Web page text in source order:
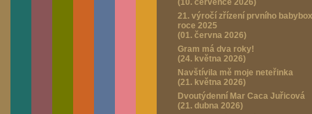
(10. července 2026)
21. výročí zřízení prvního
roce 2025
(01. června 2026)
Gram má dva roky!
(24. května 2026)
Navštívila mě moje neteřinka
(21. května 2026)
Dvoutýdenní Mar Caca Juřicová
(21. dubna 2026)